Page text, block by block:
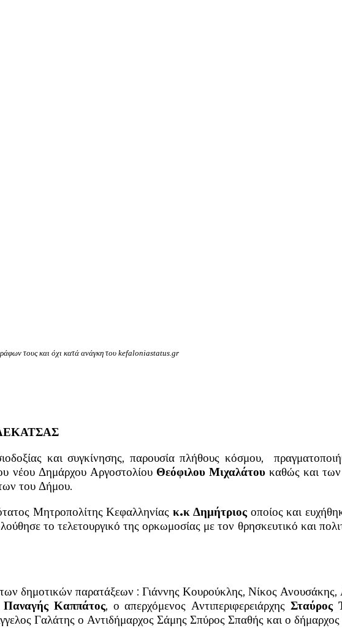
τους και όχι κατά ανάγκη του kefaloniastatus.gr
και συγκίνησης, παρουσία πλήθους κόσμου,
νέου Δημάρχου Αργοστολίου Θεόφιλου Μιχαλάτουκαθώς και των
του Δήμου.
Μητροπολίτης Κεφαλληνίας κ.κ Δημήτριος οποίος και
το τελετουργικό της ορκωμοσίας με τον θρησκευτικό και
των δημοτικών παρατάξεων : Γιάννης Κουρούκλης, Νίκος
Παναγής Καππάτος, ο απερχόμενος Αντιπεριφερειάρχης Σταύρος
Γαλάτης ο Αντιδήμαρχος Σάμης Σπύρος Σπαθής και ο δήμαρχος